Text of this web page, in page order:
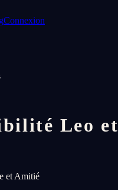
Connexion
Leo et
et Amitié